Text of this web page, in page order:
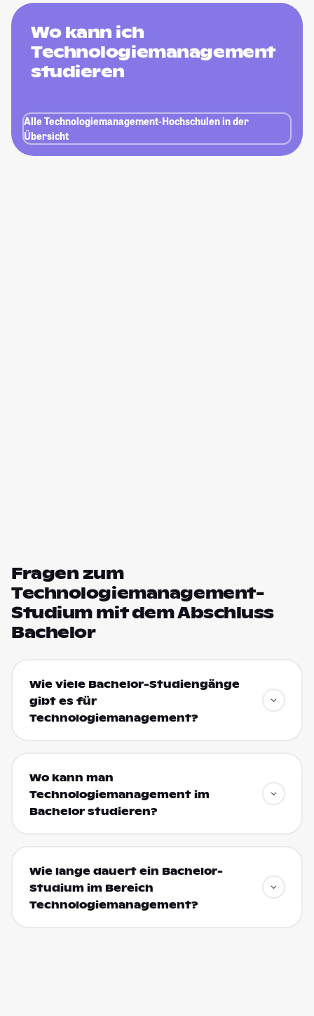
Wo kann ich
Technologiemanagement
studieren
Alle Technologiemanagement-Hochschulen in der
Übersicht
Fragen zum
Technologiemanagement-
Studium mit dem Abschluss
Bachelor
Wie viele Bachelor-Studiengänge
gibt es für
Technologiemanagement?
Wo kann man
Technologiemanagement im
Bachelor studieren?
Wie lange dauert ein Bachelor-
Studium im Bereich
Technologiemanagement?